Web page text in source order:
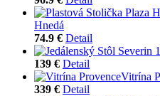
Hnedá
74.9 € Detail
139 € Detail
Vitrína
339 € Detail